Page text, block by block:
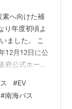
素へ向けた補
り年度初頃よ
ました。 こ
12月12日に公
府公式ホーム
と岸和田観
所（堺若し
#EV
#南海バス